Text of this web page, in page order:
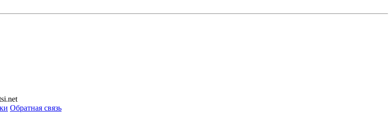
Обратная связь